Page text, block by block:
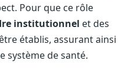
Pour que ce rôle
institutionnel et des
établis, assurant ainsi
système de santé.